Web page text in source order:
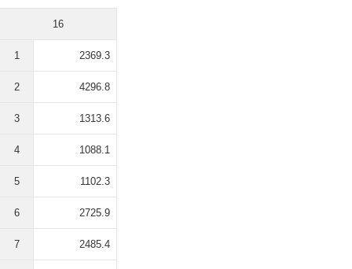
16
1 2369.3
2 4296.8
3 1313.6
4 1088.1
5 1102.3
6 2725.9
7 2485.4